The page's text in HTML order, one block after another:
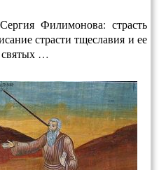
Филимонова: страсть
страсти тщеславия и ее
…